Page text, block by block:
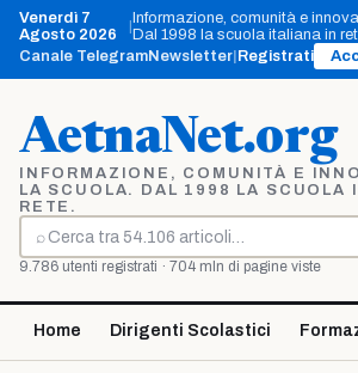
Vai
contenuto
Venerdì 7
Agosto 2026
Informazione, comunità e
Dal 1998 la scuola italiana in
Canale TelegramNewsletter Registrati
AetnaNet.org
INFORMAZIONE, COMUNITÀ E
LA SCUOLA. DAL 1998 LA SCUOLA
RETE.
⌕
Cerca
9.786 utenti registrati · 704 mln di pagine viste
Home Dirigenti Scolastici